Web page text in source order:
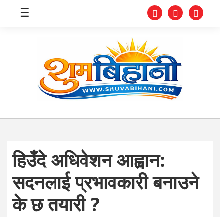
स्वास्थ्य
शिक्षा
संघीय
प्रविधि
जीवनशैली
☰
हिउँदे अधिवेशन आह्वान:
सदनलाई प्रभावकारी बनाउने
के छ तयारी ?